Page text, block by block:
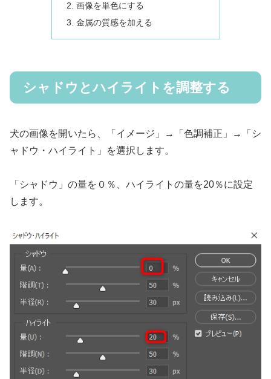
画像を単色にする
金属の質感を加える
シャドウとハイライトを調整する
犬の画像を開いたら、「イメージ」→「色調補正」→「シ
ャドウ・ハイライト」を選択します。
「シャドウ」の量を０％、ハイライトの量を20％に設定
します。